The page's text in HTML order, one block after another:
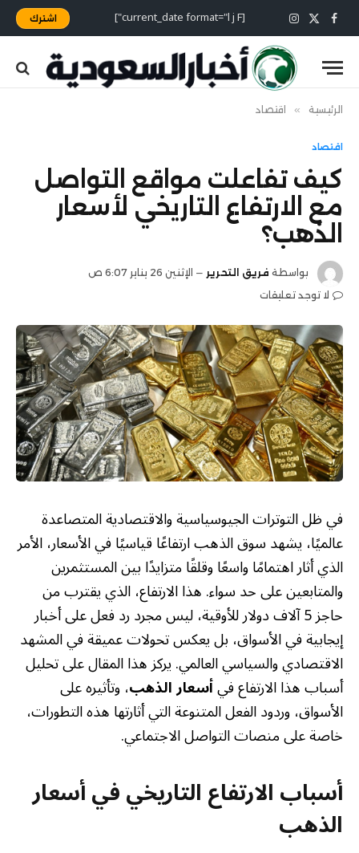
فيسبوك
X
(Twitter)
الانستغرام [current_date format="l j F"] اشترك
الرئيسية » اقتصاد
اقتصاد
كيف تفاعلت مواقع التواصل
مع الارتفاع التاريخي لأسعار
الذهب؟
بواسطة فريق التحرير
الإثنين 26 يناير 6:07 ص
لا توجد تعليقات
في ظل التوترات الجيوسياسية والاقتصادية المتصاعدة
عالميًا، يشهد سوق الذهب ارتفاعًا قياسيًا في الأسعار، الأمر
الذي أثار اهتمامًا واسعًا وقلقًا متزايدًا بين المستثمرين
والمتابعين على حد سواء. هذا الارتفاع، الذي يقترب من
حاجز 5 آلاف دولار للأوقية، ليس مجرد رد فعل على أخبار
إيجابية في الأسواق، بل يعكس تحولات عميقة في المشهد
الاقتصادي والسياسي العالمي. يركز هذا المقال على تحليل
أسباب هذا الارتفاع فيأسعار الذهب، وتأثيره على
الأسواق، وردود الفعل المتنوعة التي أثارتها هذه التطورات،
خاصة على منصات التواصل الاجتماعي.
أسباب الارتفاع التاريخي في أسعار
الذهب